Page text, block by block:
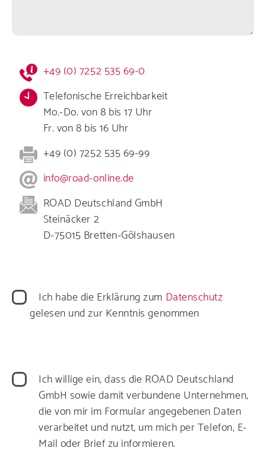
Kontaktformular
Infos
+49 (0) 7252 535 69-0
Telefonische Erreichbarkeit
Mo.-Do. von 8 bis 17 Uhr
Fr. von 8 bis 16 Uhr
+49 (0) 7252 535 69-99
info@road-online.de
ROAD Deutschland GmbH
Steinäcker 2
D-75015 Bretten-Gölshausen
Ich habe die Erklärung zum Datenschutz
gelesen und zur Kenntnis genommen
Ich willige ein, dass die ROAD Deutschland
GmbH sowie damit verbundene Unternehmen,
die von mir im Formular angegebenen Daten
verarbeitet und nutzt, um mich per Telefon, E-
Mail oder Brief zu informieren.